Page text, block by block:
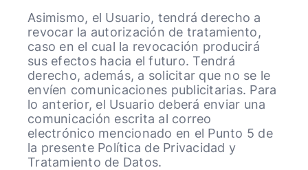
Asimismo, el Usuario, tendrá derecho a
revocar la autorización de tratamiento,
caso en el cual la revocación producirá
sus efectos hacia el futuro. Tendrá
derecho, además, a solicitar que no se le
envíen comunicaciones publicitarias. Para
lo anterior, el Usuario deberá enviar una
comunicación escrita al correo
electrónico mencionado en el Punto 5 de
la presente Política de Privacidad y
Tratamiento de Datos.